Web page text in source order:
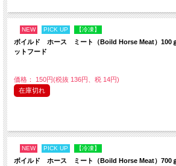
NEW PICK UP 【冷凍】
ボイルド ホース ミート（Boild Horse Meat）
ットフード
価格： 150円(税抜 136円、税 14円)
在庫切れ
NEW PICK UP 【冷凍】
ボイルド ホース ミート（Boild Horse Meat）